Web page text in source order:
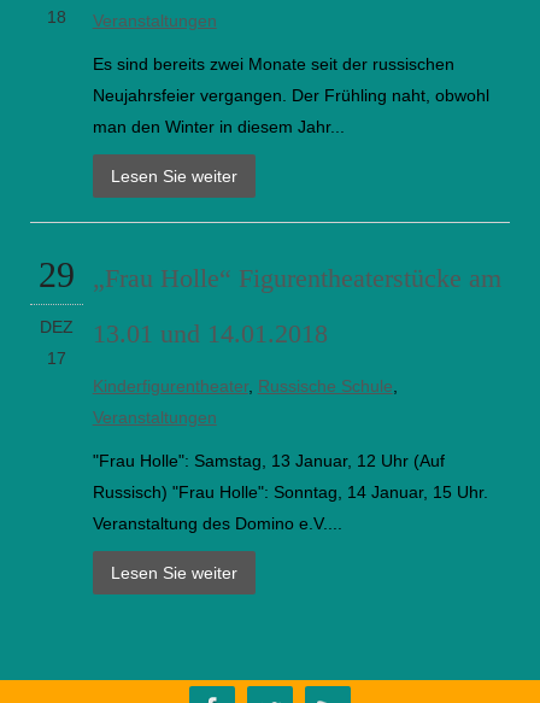
18
Veranstaltungen
Es sind bereits zwei Monate seit der russischen
Neujahrsfeier vergangen. Der Frühling naht, obwohl
man den Winter in diesem Jahr...
Lesen Sie weiter
29
DEZ
17
„Frau Holle“ Figurentheaterstücke am
13.01 und 14.01.2018
Kinderfigurentheater, Russische Schule
Veranstaltungen
"Frau Holle": Samstag, 13 Januar, 12 Uhr (Auf
Russisch) "Frau Holle": Sonntag, 14 Januar, 15 Uhr.
Veranstaltung des Domino e.V....
Lesen Sie weiter